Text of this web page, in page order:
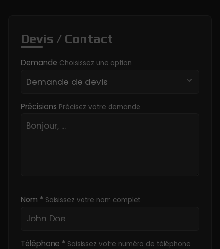
Devis / Contact
Demande Choisissez une option
Précisions Précisez votre demande
Nom * Saisissez votre nom complet
Téléphone * Saisissez votre numéro de téléphone